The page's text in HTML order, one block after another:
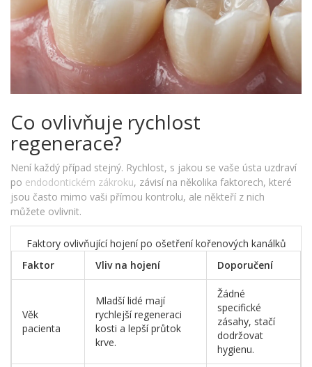
Co ovlivňuje rychlost
regenerace?
Není každý případ stejný. Rychlost, s jakou se vaše ústa uzdraví
po endodontickém zákroku, závisí na několika faktorech, které
jsou často mimo vaši přímou kontrolu, ale někteří z nich
můžete ovlivnit.
Faktory ovlivňující hojení po ošetření kořenových kanálků
Faktor
Vliv na hojení Doporučení
Věk
pacienta
Mladší lidé mají
rychlejší regeneraci
kosti a lepší průtok
krve.
Žádné
specifické
zásahy, stačí
dodržovat
hygienu.